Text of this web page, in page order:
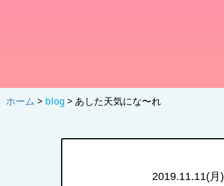
ホーム > blog > あした天気にな〜れ
2019.11.11(月)